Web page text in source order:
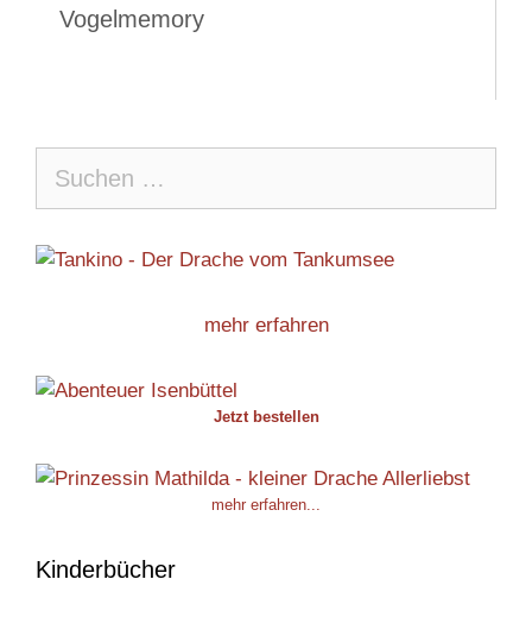
Vogelmemory
nach:
mehr erfahren
Jetzt bestellen
mehr erfahren...
Kinderbücher